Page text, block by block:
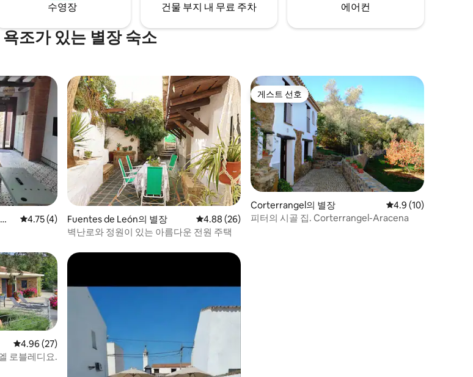
수영장 건물 부지 내 무료 주차 에어컨
조가 있는 별장 숙소
평점 4.75점(5점 만점), 후기 4개
4.75 (4)
Fuentes de León의 별장 평점 4.88점(5점 만점), 후기 26개
4.88 (26)
벽난로와 정원이 있는 아름다운 전원 주택
게스트 선호
게스트 선호
Corterrangel의 별장 평점 4.9점(5점 만점
4.9 (10)
피터의 시골 집. Corterrangel-Aracena
평점 4.96점(5점 만점), 후기 27개
4.96 (27)
로블레디요.